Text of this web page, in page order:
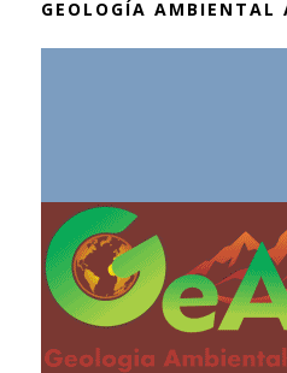
GEOLOGÍA AMBIENTAL